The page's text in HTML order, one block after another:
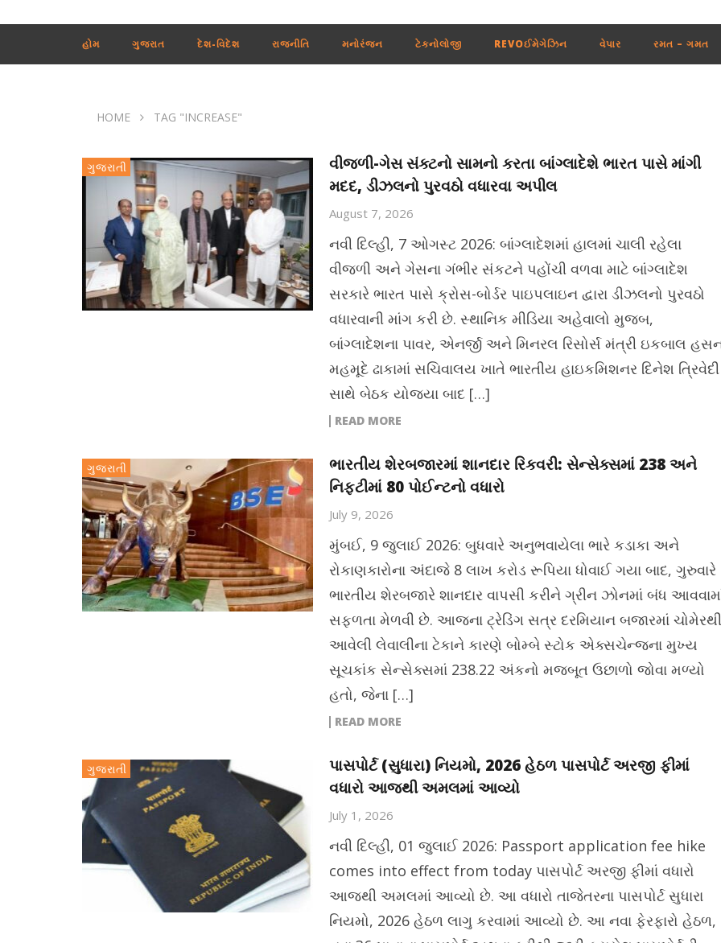
હોમ ગુજરાત દેશ-વિદેશ રાજનીતિ મનોરંજન ટેકનોલોજી REVOઈમેગેઝિન વેપાર રમત – ગમત
HOME TAG "INCREASE"
ગુજરાતી
વીજળી-ગેસ સંક્ટનો સામનો કરતા બાંગ્લાદેશે ભારત પાસે માંગી
મદદ, ડીઝલનો પુરવઠો વધારવા અપીલ
August 7, 2026
નવી દિલ્હી, 7 ઓગસ્ટ 2026: બાંગ્લાદેશમાં હાલમાં ચાલી રહેલા
વીજળી અને ગેસના ગંભીર સંકટને પહોંચી વળવા માટે બાંગ્લાદેશ
સરકારે ભારત પાસે ક્રોસ-બોર્ડર પાઇપલાઇન દ્વારા ડીઝલનો પુરવઠો
વધારવાની માંગ કરી છે. સ્થાનિક મીડિયા અહેવાલો મુજબ,
બાંગ્લાદેશના પાવર, એનર્જી અને મિનરલ રિસોર્સ મંત્રી ઇકબાલ
મહમૂદે ઢાકામાં સચિવાલય ખાતે ભારતીય હાઇકમિશનર દિનેશ ત્રિવેદી
સાથે બેઠક યોજ્યા બાદ […]
READ MORE
ગુજરાતી
ભારતીય શેરબજારમાં શાનદાર રિકવરી: સેન્સેક્સમાં 238 અને
નિફ્ટીમાં 80 પોઈન્ટનો વધારો
July 9, 2026
મુંબઈ, 9 જુલાઈ 2026: બુધવારે અનુભવાયેલા ભારે કડાકા અને
રોકાણકારોના અંદાજે 8 લાખ કરોડ રૂપિયા ધોવાઈ ગયા બાદ, ગુરુવારે
ભારતીય શેરબજારે શાનદાર વાપસી કરીને ગ્રીન ઝોનમાં બંધ
સફળતા મેળવી છે. આજના ટ્રેડિંગ સત્ર દરમિયાન બજારમાં ચોમેરથી
આવેલી લેવાલીના ટેકાને કારણે બોમ્બે સ્ટોક એક્સચેન્જના મુખ્ય
સૂચકાંક સેન્સેક્સમાં 238.22 અંકનો મજબૂત ઉછાળો જોવા મળ્યો
હતો, જેના […]
READ MORE
ગુજરાતી
પાસપોર્ટ (સુધારા) નિયમો, 2026 હેઠળ પાસપોર્ટ અરજી ફીમાં
વધારો આજથી અમલમાં આવ્યો
July 1, 2026
નવી દિલ્હી, 01 જુલાઈ 2026: Passport application fee hike
comes into effect from today પાસપોર્ટ અરજી ફીમાં વધારો
આજથી અમલમાં આવ્યો છે. આ વધારો તાજેતરના પાસપોર્ટ સુધારા
નિયમો, 2026 હેઠળ લાગુ કરવામાં આવ્યો છે. આ નવા ફેરફારો હેઠળ,